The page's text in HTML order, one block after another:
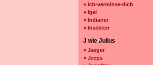
» Ich-vermisse-dich
» Igel
» Indianer
» Insekten
J wie Julius
» Jaeger
» Jeeps